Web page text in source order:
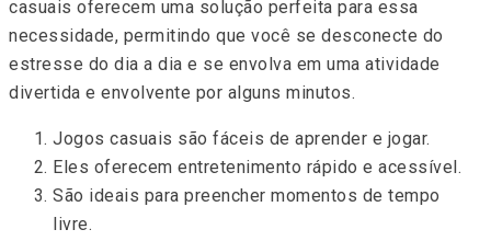
casuais oferecem uma solução perfeita para essa
necessidade, permitindo que você se desconecte do
estresse do dia a dia e se envolva em uma atividade
divertida e envolvente por alguns minutos.
Jogos casuais são fáceis de aprender e jogar.
Eles oferecem entretenimento rápido e acessível.
São ideais para preencher momentos de tempo
livre.